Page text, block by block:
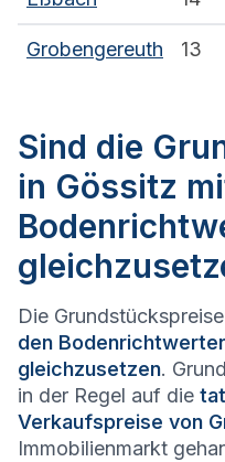
Grobengereuth 13
Sind die
in Gössitz
Die
den
gleichzusetzen.
in der Regel auf die
Verkaufspreise von
Immobilienmarkt